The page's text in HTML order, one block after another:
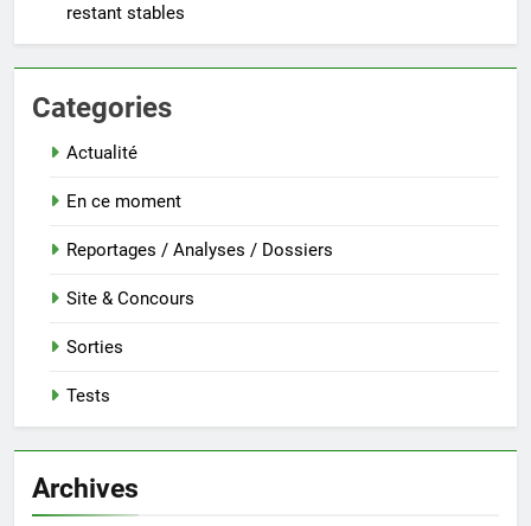
restant stables
Categories
Actualité
En ce moment
Reportages / Analyses / Dossiers
Site & Concours
Sorties
Tests
Archives